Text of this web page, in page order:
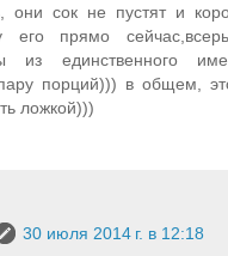
они сок не пустят и
его прямо
из единственного
порций))) в общем,
ложкой)))
30 июля 2014 г. в 12:18